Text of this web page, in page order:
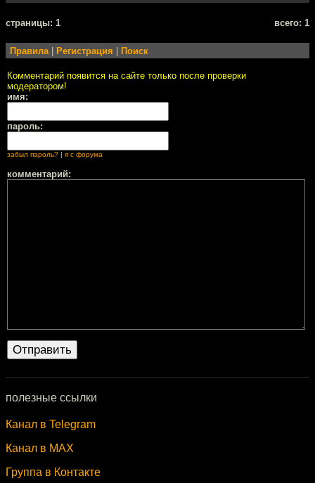
cтраницы: 1 всего: 1
Правила| Регистрация Поиск
Комментарий появится на сайте только после проверки
модератором!
имя:
пароль:
забыл пароль? я с форума
комментарий:
полезные ссылки
Канал в Telegram
Канал в MAX
Группа в Контакте